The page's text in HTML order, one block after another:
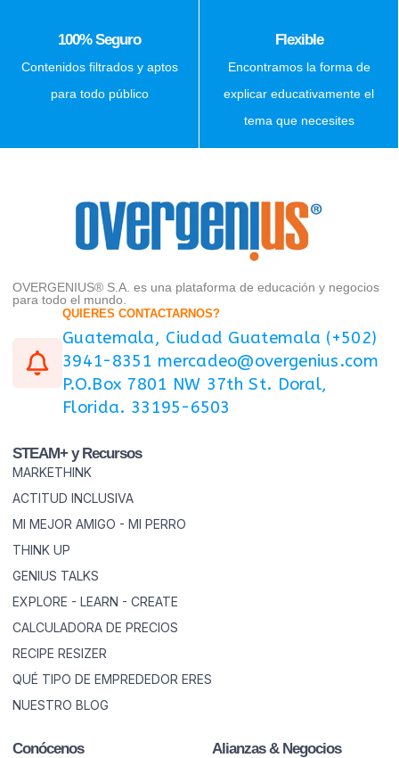
100% Seguro
Contenidos filtrados y aptos
para todo público
Flexible
Encontramos la forma de
explicar educativamente el
tema que necesites
OVERGENIUS® S.A. es una plataforma de educación y negocios
para todo el mundo.
QUIERES CONTACTARNOS?
Guatemala, Ciudad Guatemala (+502)
3941-8351 mercadeo@overgenius.com
P.O.Box 7801 NW 37th St. Doral,
Florida. 33195-6503
STEAM+ y Recursos
MARKETHINK
ACTITUD INCLUSIVA
MI MEJOR AMIGO - MI PERRO
THINK UP
GENIUS TALKS
EXPLORE - LEARN - CREATE
CALCULADORA DE PRECIOS
RECIPE RESIZER
QUÉ TIPO DE EMPREDEDOR ERES
NUESTRO BLOG
Conócenos Alianzas & Negocios